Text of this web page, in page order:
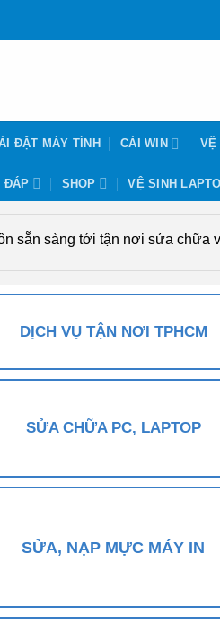
ĐẶT MÁY TÍNH CÀI WIN VỆ
ĐÁP SHOP VỆ SINH
sẵn sàng tới tận nơi sửa chữa
DỊCH VỤ TẬN NƠI TPHCM
SỬA CHỮA PC, LAPTOP
SỬA, NẠP MỰC MÁY IN